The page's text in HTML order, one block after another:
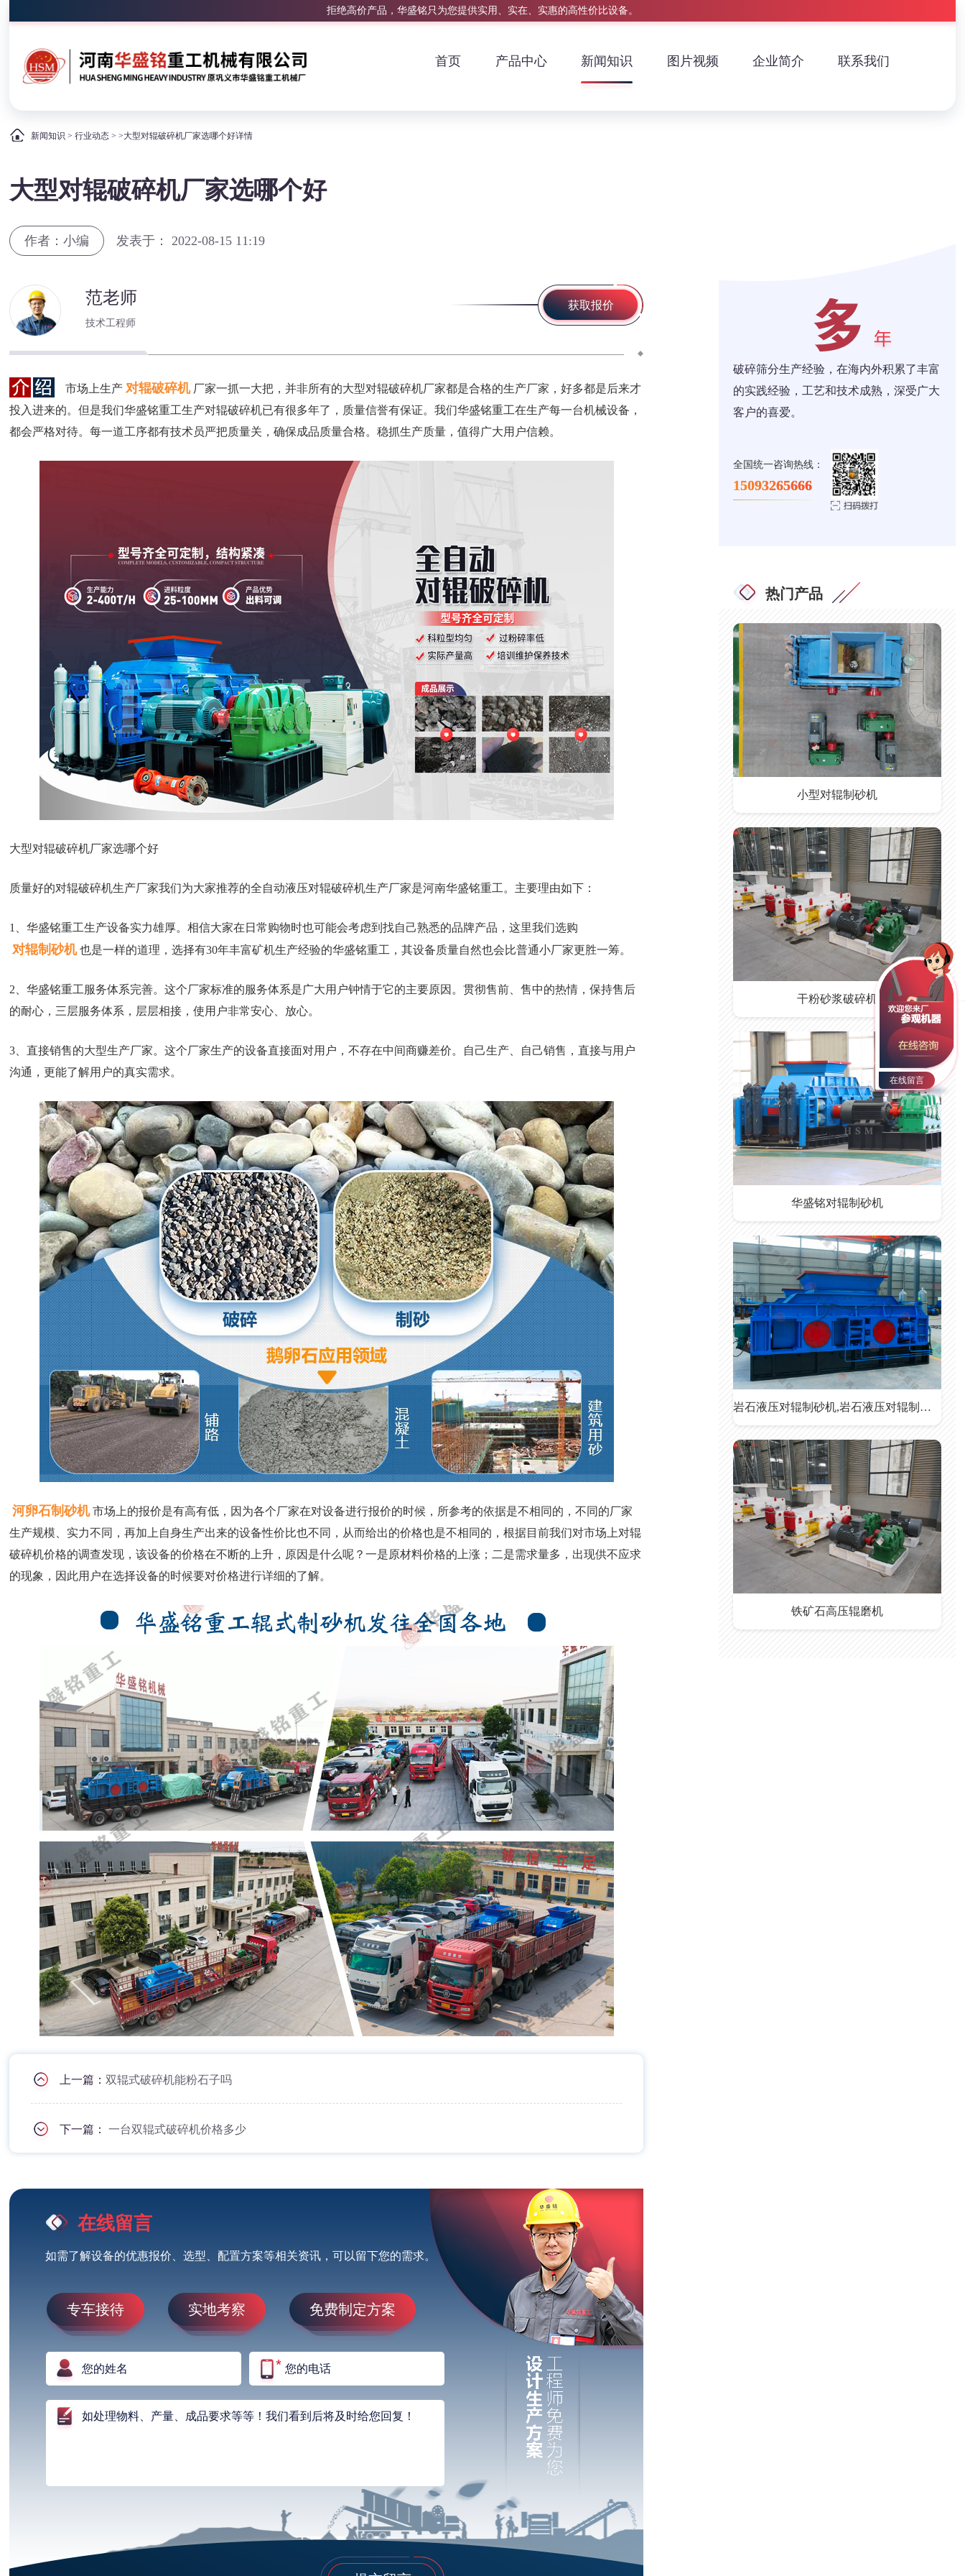
拒绝高价产品，华盛铭只为您提供实用、实在、实惠的高性价比设备。
首页 产品中心 新闻知识 图片视频 企业简介 联系我们
新闻知识 >行业动态 > >大型对辊破碎机厂家选哪个好详情
大型对辊破碎机厂家选哪个好
作者：小编 发表于： 2022-08-15 11:19
范老师
技术工程师
获取报价
市场上生产 对辊破碎机 厂家一抓一大把，并非所有的大型对辊破碎机厂家都是合格的生产厂家，好多都是后来才
投入进来的。但是我们华盛铭重工生产对辊破碎机已有很多年了，质量信誉有保证。我们华盛铭重工在生产每一台机械设备，
都会严格对待。每一道工序都有技术员严把质量关，确保成品质量合格。稳抓生产质量，值得广大用户信赖。
大型对辊破碎机厂家选哪个好
质量好的对辊破碎机生产厂家我们为大家推荐的全自动液压对辊破碎机生产厂家是河南华盛铭重工。主要理由如下：
1、华盛铭重工生产设备实力雄厚。相信大家在日常购物时也可能会考虑到找自己熟悉的品牌产品，这里我们选购
对辊制砂机 也是一样的道理，选择有30年丰富矿机生产经验的华盛铭重工，其设备质量自然也会比普通小厂家更胜一筹。
2、华盛铭重工服务体系完善。这个厂家标准的服务体系是广大用户钟情于它的主要原因。贯彻售前、售中的热情，保持售后
的耐心，三层服务体系，层层相接，使用户非常安心、放心。
3、直接销售的大型生产厂家。这个厂家生产的设备直接面对用户，不存在中间商赚差价。自己生产、自己销售，直接与用户
沟通，更能了解用户的真实需求。
河卵石制砂机 市场上的报价是有高有低，因为各个厂家在对设备进行报价的时候，所参考的依据是不相同的，不同的厂家
生产规模、实力不同，再加上自身生产出来的设备性价比也不同，从而给出的价格也是不相同的，根据目前我们对市场上对辊
破碎机价格的调查发现，该设备的价格在不断的上升，原因是什么呢？一是原材料价格的上涨；二是需求量多，出现供不应求
的现象，因此用户在选择设备的时候要对价格进行详细的了解。
上一篇：双辊式破碎机能粉石子吗
下一篇：一台双辊式破碎机价格多少
在线留言
如需了解设备的优惠报价、选型、配置方案等相关资讯，可以留下您的需求。
专车接待 实地考察 免费制定方案
破碎筛分生产经验，在海内外积累了丰富
的实践经验，工艺和技术成熟，深受广大
客户的喜爱。
全国统一咨询热线：
15093265666
热门产品
小型对辊制砂机
干粉砂浆破碎机
华盛铭对辊制砂机
岩石液压对辊制砂机,岩石液压对辊制砂机价格
铁矿石高压辊磨机
在线留言